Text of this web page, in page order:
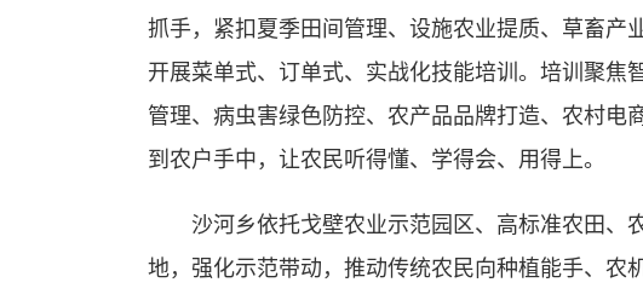
抓手，紧扣夏季田间管理、设施农业提质、草畜产
开展菜单式、订单式、实战化技能培训。培训聚焦
管理、病虫害绿色防控、农产品品牌打造、农村电
到农户手中，让农民听得懂、学得会、用得上。
沙河乡依托戈壁农业示范园区、高标准农田、
地，强化示范带动，推动传统农民向种植能手、农